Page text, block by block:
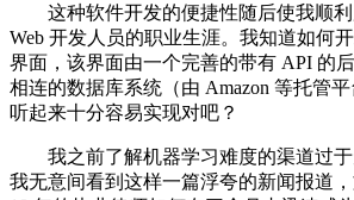
这种软件开发的便捷性随后使我顺利
Web 开发人员的职业生涯。我知道如何
界面，该界面由一个完善的带有 API 的
相连的数据库系统（由 Amazon 等托管
听起来十分容易实现对吧？
我之前了解机器学习难度的渠道过于
我无意间看到这样一篇浮夸的新闻报道